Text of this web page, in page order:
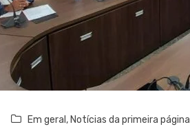
Em geral , Notícias da primeira página